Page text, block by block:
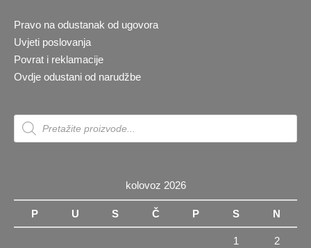
Pravo na odustanak od ugovora
Uvjeti poslovanja
Povrat i reklamacije
Ovdje odustani od narudžbe
Products
search
kolovoz 2026
P U S Č P S N
1
2